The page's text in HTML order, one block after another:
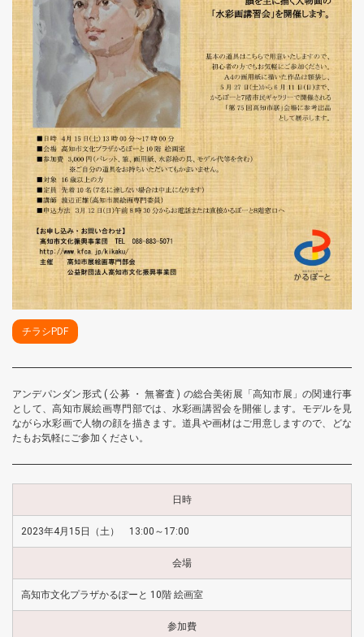
チラシPDF
アンデパンダン形式 ( 公募 ・ 無審査 ) の総合美術展「高知市展」の関連行事
として、高知市展絵画専門部では、水彩画講習会を開催します。モデルを見
ながら水彩画で人物の顔を描きます。道具や画材はご用意しますので、どな
たもお気軽にご参加ください。
日時
2023年4月15日（土） 13:00～17:00
会場
高知市文化プラザかるぽーと 10階 絵画室
参加費